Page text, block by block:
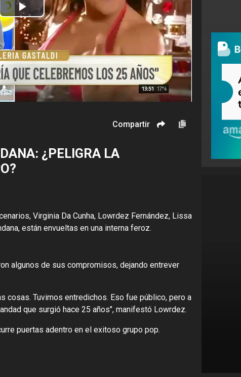
Play
Video
Compartir
¿PELIGRA LA
Virginia Da Cunha, Lowrdez Fernández, Lissa
están envueltas en una interna feroz.
algunos de sus compromisos, dejando entrever
cosas. Tuvimos entredichos. Eso fue público, pero a
que surgió hace 25 años", manifestó Lowrdez.
puertas adentro en el exitoso grupo pop.